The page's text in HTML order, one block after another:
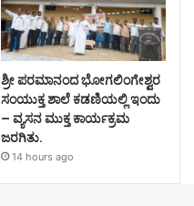
ಶ್ರೀ ಪರಮಾನಂದ ಭೋಗಲಿಂಗೇಶ್ವರ
ಸಂಯುಕ್ತ ಶಾಲೆ ಕಡಣಿಯಲ್ಲಿ ಇಂದು
– ವ್ಯಸನ ಮುಕ್ತ ಕಾರ್ಯಕ್ರಮ
ಜರಗಿತು.
14 hours ago